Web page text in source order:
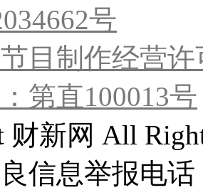
号
目制作经营
第直100013号
财新网 All
信息举报电